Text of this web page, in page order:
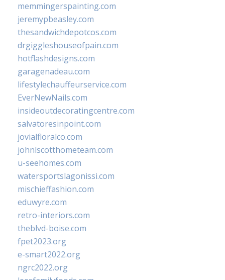
memmingerspainting.com
jeremypbeasley.com
thesandwichdepotcos.com
drgiggleshouseofpain.com
hotflashdesigns.com
garagenadeau.com
lifestylechauffeurservice.com
EverNewNails.com
insideoutdecoratingcentre.com
salvatoresinpoint.com
jovialfloralco.com
johnlscotthometeam.com
u-seehomes.com
watersportslagonissi.com
mischieffashion.com
eduwyre.com
retro-interiors.com
theblvd-boise.com
fpet2023.org
e-smart2022.org
ngrc2022.org